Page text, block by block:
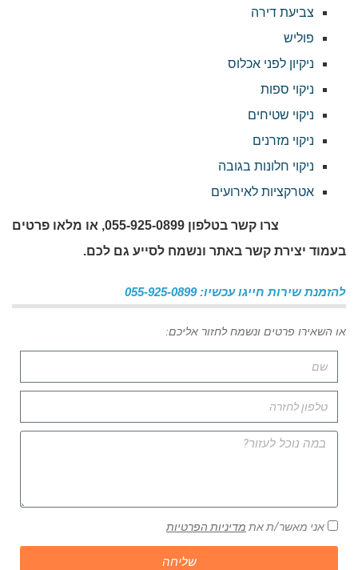
צביעת דירה
פוליש
ניקיון לפני אכלוס
ניקוי ספות
ניקוי שטיחים
ניקוי מזרנים
ניקוי חלונות בגובה
אטרקציות לאירועים
צרו קשר בטלפון 055-925-0899, או מלאו פרטים
בעמוד יצירת קשר באתר ונשמח לסייע גם לכם.
להזמנת שירות חייגו עכשיו: 055-925-0899
או השאירו פרטים ונשמח לחזור אליכם:
אני מאשר/ת את מדיניות הפרטיות
שליחה